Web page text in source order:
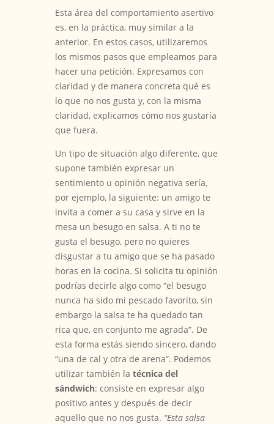
Esta área del comportamiento asertivo
es, en la práctica, muy similar a la
anterior. En estos casos, utilizaremos
los mismos pasos que empleamos para
hacer una petición. Expresamos con
claridad y de manera concreta qué es
lo que no nos gusta y, con la misma
claridad, explicamos cómo nos gustaría
que fuera.
Un tipo de situación algo diferente, que
supone también expresar un
sentimiento u opinión negativa sería,
por ejemplo, la siguiente: un amigo te
invita a comer a su casa y sirve en la
mesa un besugo en salsa. A ti no te
gusta el besugo, pero no quieres
disgustar a tu amigo que se ha pasado
horas en la cocina. Si solicita tu opinión
podrías decirle algo como “el besugo
nunca ha sido mi pescado favorito, sin
embargo la salsa te ha quedado tan
rica que, en conjunto me agrada”. De
esta forma estás siendo sincero, dando
“una de cal y otra de arena”. Podemos
utilizar también la técnica del
sándwich: consiste en expresar algo
positivo antes y después de decir
aquello que no nos gusta. “Esta salsa